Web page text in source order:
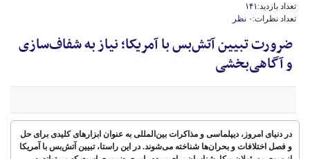
تعداد بازدید:۱۴۱
تعداد نظرات: ۰ نظر
ضرورت تبیین آتش‌بس با آمریکا؛ نیاز به شفاف‌سازی
و آگاهی‌بخشی
در دنیای امروز، دیپلماسی و مذاکرات بین‌المللی به عنوان ابزارهای کلیدی برای حل
و فصل اختلافات و بحران‌ها شناخته می‌شوند. در این راستا، تبیین آتش‌بس با آمریکا